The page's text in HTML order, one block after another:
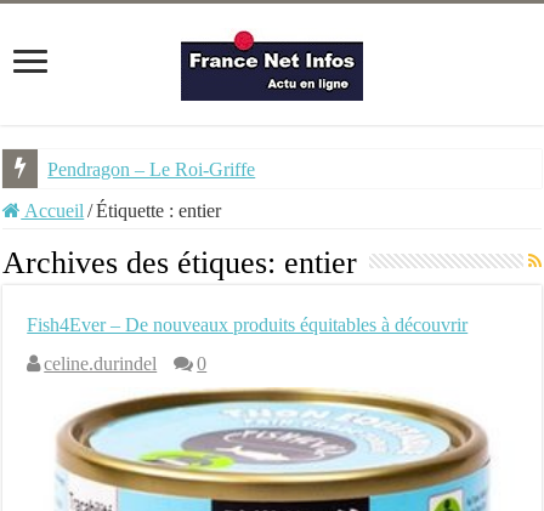
Pendragon – Le Roi-Griffe
Accueil /Étiquette :entier
Archives des étiques: entier
Fish4Ever – De nouveaux produits équitables à découvrir
celine.durindel
0